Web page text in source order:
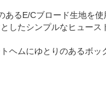
るE/Cブロード生地を
したシンプルなヒュース
ヘムにゆとりのあるボッ